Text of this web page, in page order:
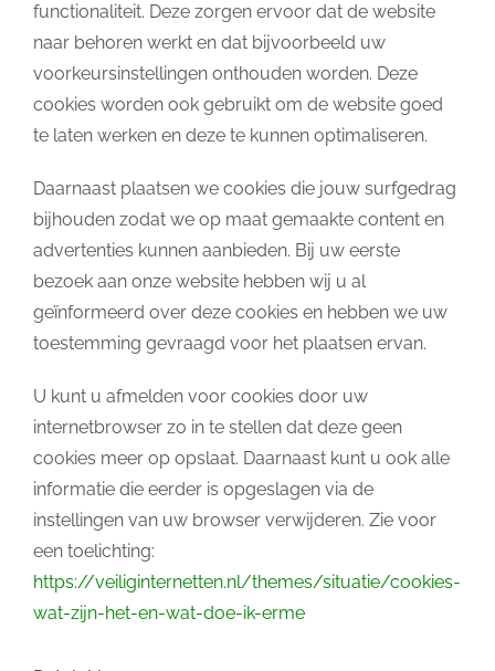
functionaliteit. Deze zorgen ervoor dat de website
naar behoren werkt en dat bijvoorbeeld uw
voorkeursinstellingen onthouden worden. Deze
cookies worden ook gebruikt om de website goed
te laten werken en deze te kunnen optimaliseren.
Daarnaast plaatsen we cookies die jouw surfgedrag
bijhouden zodat we op maat gemaakte content en
advertenties kunnen aanbieden. Bij uw eerste
bezoek aan onze website hebben wij u al
geïnformeerd over deze cookies en hebben we uw
toestemming gevraagd voor het plaatsen ervan.
U kunt u afmelden voor cookies door uw
internetbrowser zo in te stellen dat deze geen
cookies meer op opslaat. Daarnaast kunt u ook alle
informatie die eerder is opgeslagen via de
instellingen van uw browser verwijderen. Zie voor
een toelichting:
https://veiliginternetten.nl/themes/situatie/cookies-
wat-zijn-het-en-wat-doe-ik-erme